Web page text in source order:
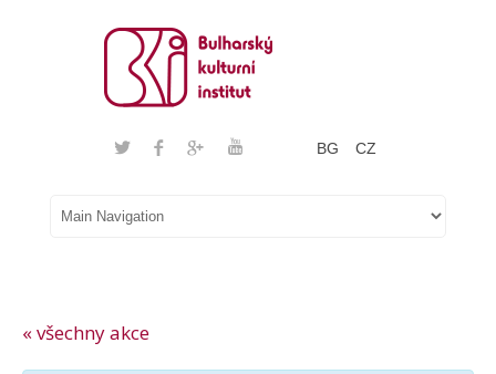
BG CZ
« všechny akce